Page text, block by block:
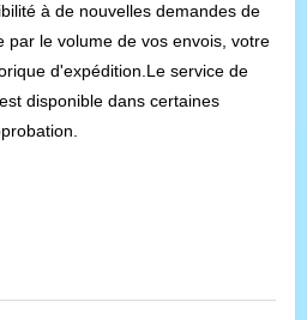
à de nouvelles demandes de
par le volume de vos envois, votre
d'expédition.Le service de
disponible dans certaines